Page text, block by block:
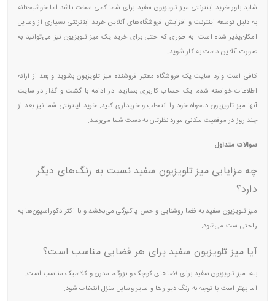
شاید باور خرید اینترنتی میز تلویزیون سفید برای شما کمی سخت باشد اما خوشبختانه
به دلیل توسعه اینترنت و افزایش فروشگاه‌های آنلاین خرید اینترنتی بسیاری از وسایل
امکان‌پذیر شده است. به طوری که حتی برای خرید یک میز تلویزیون نیز می‌توانید به
صورت آنلاین دست به کار شوید.
کافی است وارد سایت یک فروشگاه معتبر فروشنده میز تلویزیون بشوید و بعد از ارائه
اطلاعات خواسته شده، یک حساب کاربری بسازید. در ادامه با گشت و گذار در سایت
آنها میز تلویزیون دلخواه خود را انتخاب و خریداری کنید. خرید اینترنتی شما نیز بعد از
چند روز در موقعیت مکانی مورد نظرتان به دست شما می‌رسد.
سوالات متداول
چه مزایایی میز تلویزیون سفید نسبت به رنگ‌های دیگر
دارد؟
میز تلویزیون سفید به فضا روشنایی و حس پاکیزگی می‌بخشد و با اکثر دکوراسیون‌ها به
راحتی ست می‌شود.
آیا میز تلویزیون سفید برای هر فضایی مناسب است؟
بله، میز تلویزیون سفید برای فضاهای کوچک و بزرگ، مدرن و کلاسیک مناسب است.
اما بهتر است با توجه به رنگ دیوارها و سایر وسایل منزل انتخاب شود.